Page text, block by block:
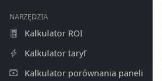
NARZĘDZIA
Kalkulator ROI
Kalkulator taryf
Kalkulator porównania paneli